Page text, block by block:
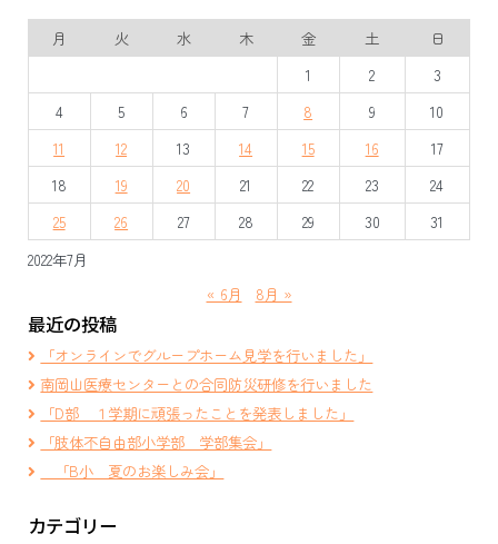
2022年7月
月 火 水 木 金 土
日
1
2
3
4
5 6 7 8 9
10
11
12 13 14 15 16
17
18
19 20 21 22 23
24
25
26 27 28 29 30 31
« 6月 8月 »
最近の投稿
「オンラインでグループホーム見学を行いました」
南岡山医療センターとの合同防災研修を行いました
「D部 １学期に頑張ったことを発表しました」
「肢体不自由部小学部 学部集会」
「B小 夏のお楽しみ会」
カテゴリー